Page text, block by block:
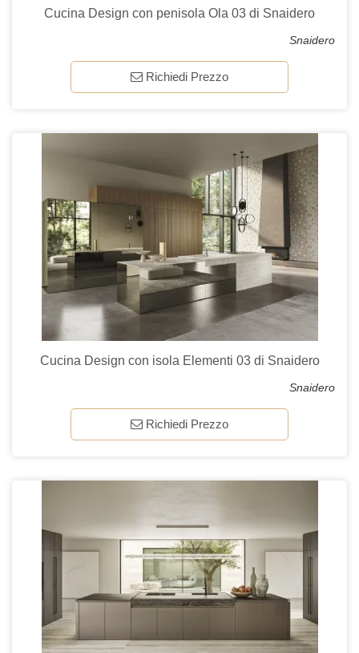
Cucina Design con penisola Ola 03 di Snaidero
Snaidero
Richiedi Prezzo
Cucina Design con isola Elementi 03 di Snaidero
Snaidero
Richiedi Prezzo